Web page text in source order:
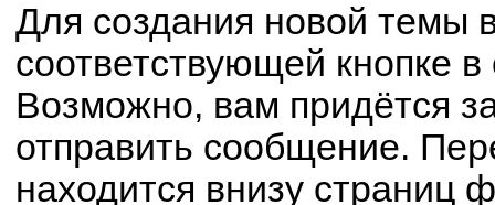
Для создания новой темы
соответствующей кнопке
Возможно, вам придётся
отправить сообщение.
находится внизу